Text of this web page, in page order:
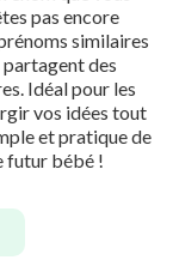
pas encore
similaires
partagent des
Idéal pour les
vos idées tout
et pratique de
futur bébé !